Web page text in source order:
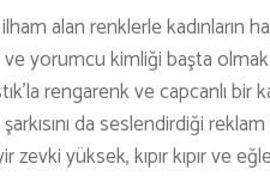
alan renklerle kadınların
yorumcu kimliği başta
rengarenk ve capcanlı bir
da seslendirdiği
zevki yüksek, kıpır kıpır ve